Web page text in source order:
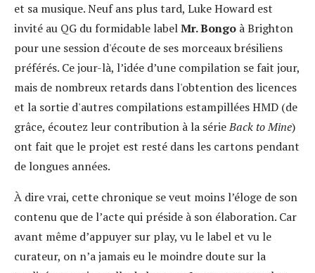
et sa musique. Neuf ans plus tard, Luke Howard est
invité au QG du formidable labelMr. Bongo à Brighton
pour une session d'écoute de ses morceaux brésiliens
préférés. Ce jour-là, l’idée d’une compilation se fait jour,
mais de nombreux retards dans l'obtention des licences
et la sortie d'autres compilations estampillées HMD (de
grâce, écoutez leur contribution à la sérieBack to Mine)
ont fait que le projet est resté dans les cartons pendant
de longues années.
À dire vrai, cette chronique se veut moins l’éloge de son
contenu que de l’acte qui préside à son élaboration. Car
avant même d’appuyer sur play, vu le label et vu le
curateur, on n’a jamais eu le moindre doute sur la